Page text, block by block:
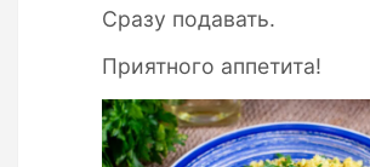
Сразу подавать.
Приятного аппетита!